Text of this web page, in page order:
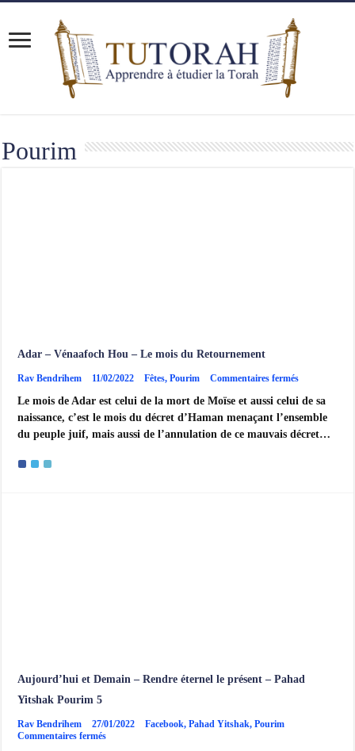
Pourim
Adar – Vénaafoch Hou – Le mois du Retournement
Rav Bendrihem 11/02/2022 Fêtes,Pourim Commentaires ferméssur
–
Vénaafoch
–
Le mois de Adar est celui de la mort de Moïse et aussi celui de sa
naissance, c’est le mois du décret d’Haman menaçant l’ensemble
du peuple juif, mais aussi de l’annulation de ce mauvais décret…
Aujourd’hui et Demain – Rendre éternel le présent – Pahad
Yitshak Pourim 5
Rav Bendrihem 27/01/2022 Facebook,Pahad Yitshak,Pourim
Commentaires ferméssur